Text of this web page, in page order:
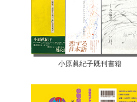
小原眞紀子既刊書籍